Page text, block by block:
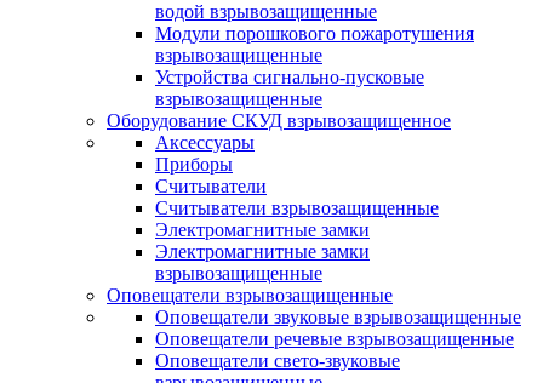
водой взрывозащищенные
Модули порошкового пожаротушения
взрывозащищенные
Устройства сигнально-пусковые
взрывозащищенные
Оборудование СКУД взрывозащищенное
Аксессуары
Приборы
Считыватели
Считыватели взрывозащищенные
Электромагнитные замки
Электромагнитные замки
взрывозащищенные
Оповещатели взрывозащищенные
Оповещатели звуковые взрывозащищенные
Оповещатели речевые взрывозащищенные
Оповещатели свето-звуковые